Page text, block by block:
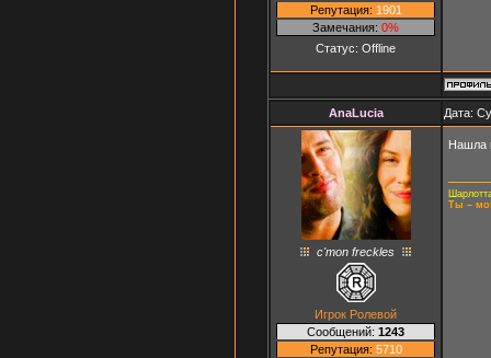
Репутация: 1901
Замечания: 0%
Статус: Offline
AnaLucia Дата:
c'mon freckles
Игрок Ролевой
Сообщений: 1243
Репутация: 5710
Нашла
Ты –